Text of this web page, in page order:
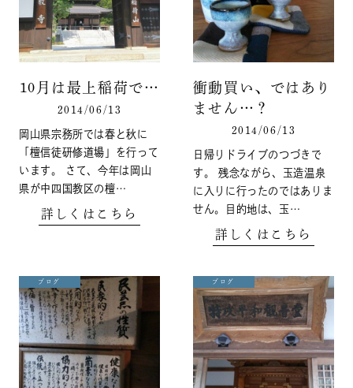
10月は最上稲荷で…
2014/06/13
岡山県宗務所では春と秋に
「檀信徒研修道場」を行って
います。 さて、今年は岡山
県が中四国教区の檀…
詳しくはこちら
衝動買い、ではあり
ません…？
2014/06/13
日帰りドライブのつづきで
す。 残念ながら、玉造温泉
に入りに行ったのではありま
せん。目的地は、玉…
詳しくはこちら
ブログ ブログ